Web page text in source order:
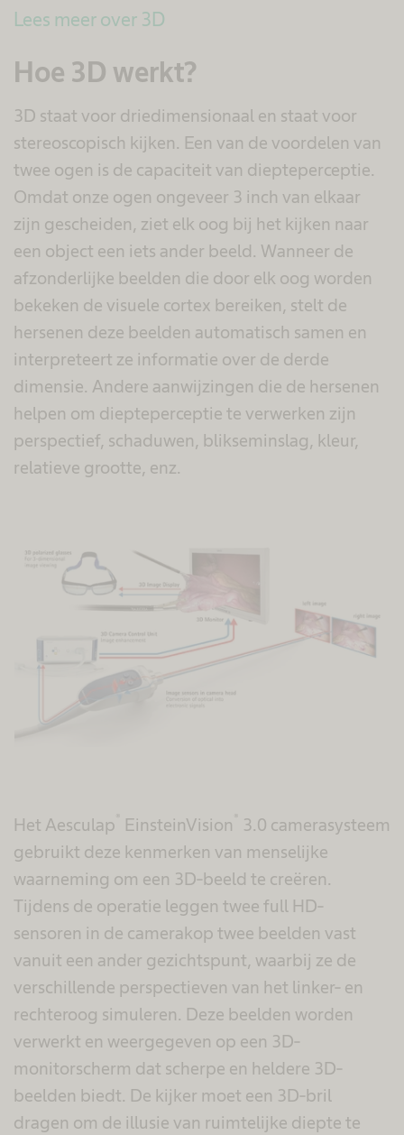
Lees meer over 3D
Hoe 3D werkt?
3D staat voor driedimensionaal en staat voor
stereoscopisch kijken. Een van de voordelen van
twee ogen is de capaciteit van diepteperceptie.
Omdat onze ogen ongeveer 3 inch van elkaar
zijn gescheiden, ziet elk oog bij het kijken naar
een object een iets ander beeld. Wanneer de
afzonderlijke beelden die door elk oog worden
bekeken de visuele cortex bereiken, stelt de
hersenen deze beelden automatisch samen en
interpreteert ze informatie over de derde
dimensie. Andere aanwijzingen die de hersenen
helpen om diepteperceptie te verwerken zijn
perspectief, schaduwen, blikseminslag, kleur,
relatieve grootte, enz.
Het Aesculap EinsteinVision
3.0 camerasysteem
gebruikt deze kenmerken van menselijke
waarneming om een 3D-beeld te creëren.
Tijdens de operatie leggen twee full HD-
sensoren in de camerakop twee beelden vast
vanuit een ander gezichtspunt, waarbij ze de
verschillende perspectieven van het linker- en
rechteroog simuleren. Deze beelden worden
verwerkt en weergegeven op een 3D-
monitorscherm dat scherpe en heldere 3D-
beelden biedt. De kijker moet een 3D-bril
dragen om de illusie van ruimtelijke diepte te